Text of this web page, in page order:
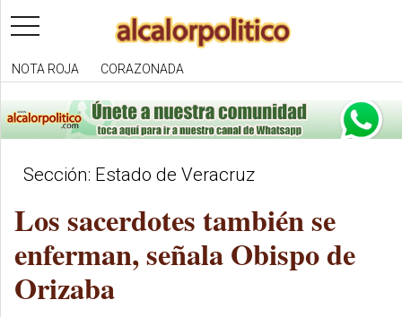
toggle
navigation
NOTA ROJA CORAZONADA
Sección: Estado de Veracruz
Los sacerdotes también se
enferman, señala Obispo de
Orizaba